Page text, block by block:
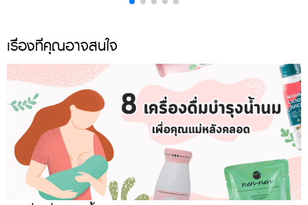
เรื่องที่คุณอาจสนใจ